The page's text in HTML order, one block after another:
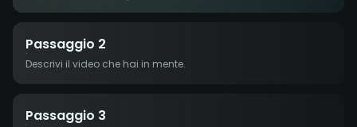
Passaggio 2
Descrivi il video che hai in mente.
Passaggio 3